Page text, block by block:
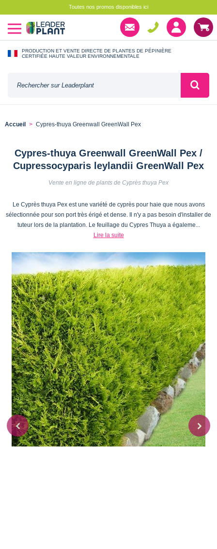
Toutes nos promos disponibles ici
PRODUCTION ET VENTE DIRECTE DE PLANTES DE PÉPINIÈRE
CERTIFIÉE HAUTE VALEUR ENVIRONNEMENTALE
Accueil Cypres-thuya Greenwall GreenWall Pex
Cypres-thuya Greenwall GreenWall Pex /
Cupressocyparis leylandii GreenWall Pex
Vente en ligne de plants de Cyprès thuya Pex
Le Cyprès thuya Pex est une variété de cyprès pour haie que nous avons
sélectionnée pour son port très érigé et dense. Il n'y a pas besoin d'installer de
tuteur lors de la plantation. Le feuillage du Cypres Thuya a égaleme...
Lire la suite